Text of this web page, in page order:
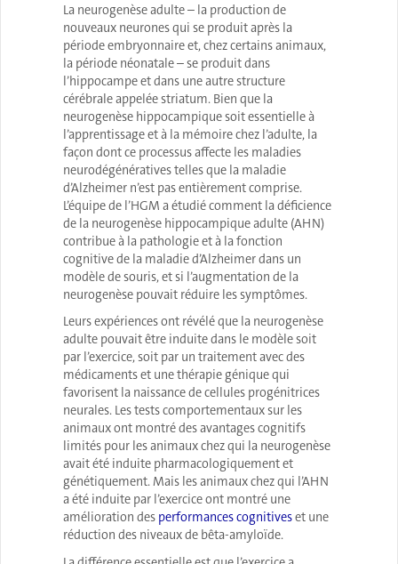
La neurogenèse adulte – la production de
nouveaux neurones qui se produit après la
période embryonnaire et, chez certains animaux,
la période néonatale – se produit dans
l’hippocampe et dans une autre structure
cérébrale appelée striatum. Bien que la
neurogenèse hippocampique soit essentielle à
l’apprentissage et à la mémoire chez l’adulte, la
façon dont ce processus affecte les maladies
neurodégénératives telles que la maladie
d’Alzheimer n’est pas entièrement comprise.
L’équipe de l’HGM a étudié comment la déficience
de la neurogenèse hippocampique adulte (AHN)
contribue à la pathologie et à la fonction
cognitive de la maladie d’Alzheimer dans un
modèle de souris, et si l’augmentation de la
neurogenèse pouvait réduire les symptômes.
Leurs expériences ont révélé que la neurogenèse
adulte pouvait être induite dans le modèle soit
par l’exercice, soit par un traitement avec des
médicaments et une thérapie génique qui
favorisent la naissance de cellules progénitrices
neurales. Les tests comportementaux sur les
animaux ont montré des avantages cognitifs
limités pour les animaux chez qui la neurogenèse
avait été induite pharmacologiquement et
génétiquement. Mais les animaux chez qui l’AHN
a été induite par l’exercice ont montré une
amélioration des performances cognitiveset une
réduction des niveaux de bêta-amyloïde.